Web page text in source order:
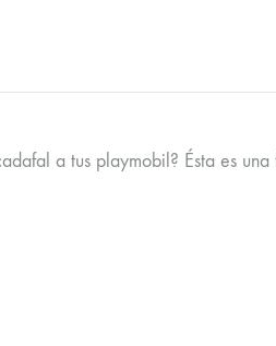
a tus playmobil? Ésta es